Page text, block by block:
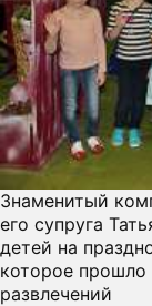
Знаменитый
его супруга
детей на
которое прошло
развлечений